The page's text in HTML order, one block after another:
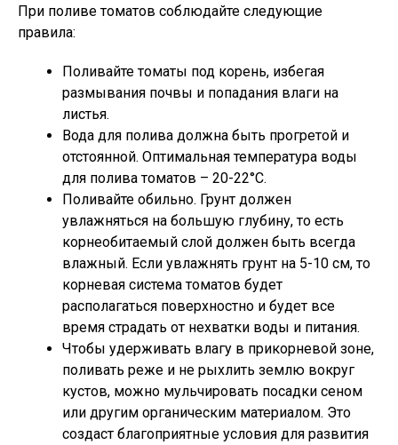
При поливе томатов соблюдайте следующие
правила:
Поливайте томаты под корень, избегая
размывания почвы и попадания влаги на
листья.
Вода для полива должна быть прогретой и
отстоянной. Оптимальная температура воды
для полива томатов – 20-22°С.
Поливайте обильно. Грунт должен
увлажняться на большую глубину, то есть
корнеобитаемый слой должен быть всегда
влажный. Если увлажнять грунт на 5-10 см, то
корневая система томатов будет
располагаться поверхностно и будет все
время страдать от нехватки воды и питания.
Чтобы удерживать влагу в прикорневой зоне,
поливать реже и не рыхлить землю вокруг
кустов, можно мульчировать посадки сеном
или другим органическим материалом. Это
создаст благоприятные условия для развития